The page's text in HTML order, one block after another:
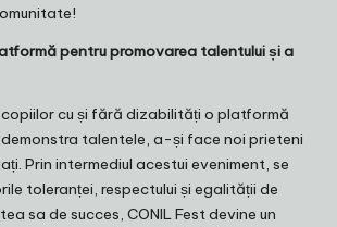
pentru promovarea talentului și a
copiilor cu și fără dizabilități o platformă
talentele, a-și face noi prieteni
Prin intermediul acestui eveniment, se
toleranței, respectului și egalității de
sa de succes, CONIL Fest devine un